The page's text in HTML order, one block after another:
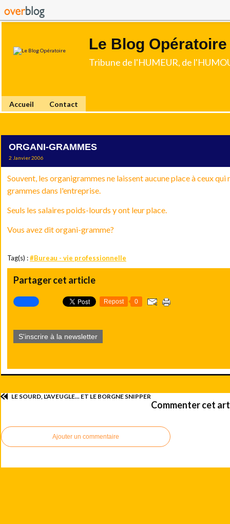
Le Blog Opératoire
Tribune de l'HUMEUR, de
Accueil Contact
ORGANI-GRAMMES
2 Janvier 2006
Souvent, les organigrammes ne laissent aucune place à ceux qui
grammes dans l'entreprise.
Seuls les salaires poids-lourds y ont leur place.
Vous avez dit organi-gramme?
Tag(s) :#Bureau - vie professionnelle
Partager cet article
Repost 0
S'inscrire à la newsletter
LE SOURD, L'AVEUGLE... ET LE BORGNE SNIPPER
Commenter cet
Ajouter un commentaire